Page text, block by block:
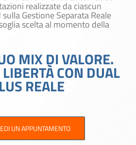
realizzate da ciascun
Gestione Separata Reale
scelta al momento della
MIX DI VALORE.
CON DUAL
REALE
UN APPUNTAMENTO